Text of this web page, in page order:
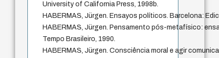
University of California Press, 1998b.
HABERMAS, Jürgen. Ensayos políticos. Barcelona:
HABERMAS, Jürgen. Pensamento pós-metafísico:
Tempo Brasileiro, 1990.
HABERMAS, Jürgen. Consciência moral e agir